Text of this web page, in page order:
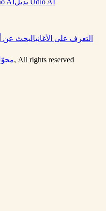
التعرف على الأغانيالبحث عن
, All rights reserved